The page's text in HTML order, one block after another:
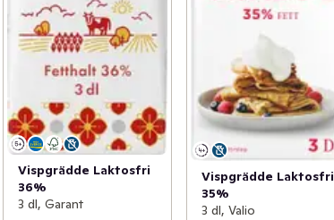
Vispgrädde Laktosfri
36%
3 dl, Garant
Vispgrädde Laktosfri
35%
3 dl, Valio